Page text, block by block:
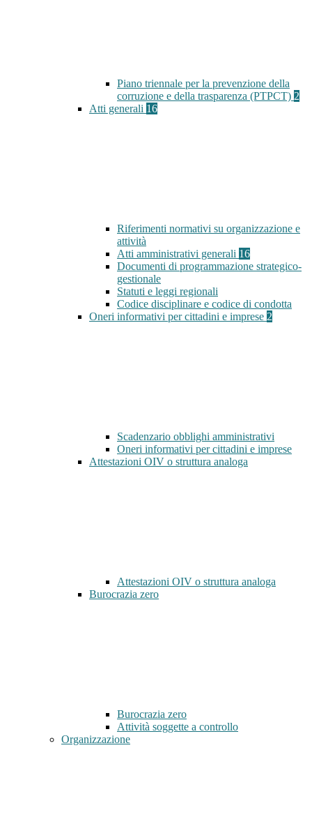
Piano triennale per la prevenzione della
corruzione e della trasparenza (PTPCT) 2
Atti generali 16
Riferimenti normativi su organizzazione e
attività
Atti amministrativi generali 16
Documenti di programmazione strategico-
gestionale
Statuti e leggi regionali
Codice disciplinare e codice di condotta
Oneri informativi per cittadini e imprese 2
Scadenzario obblighi amministrativi
Oneri informativi per cittadini e imprese
Attestazioni OIV o struttura analoga
Attestazioni OIV o struttura analoga
Burocrazia zero
Burocrazia zero
Attività soggette a controllo
Organizzazione